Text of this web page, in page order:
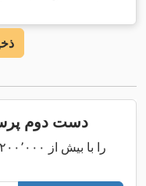
دست دوم